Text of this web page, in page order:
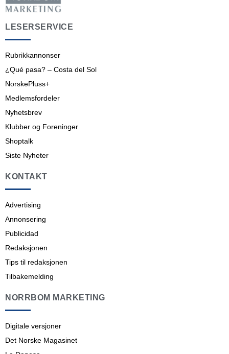
LESERSERVICE
Rubrikkannonser
¿Qué pasa? – Costa del Sol
NorskePluss+
Medlemsfordeler
Nyhetsbrev
Klubber og Foreninger
Shoptalk
Siste Nyheter
KONTAKT
Advertising
Annonsering
Publicidad
Redaksjonen
Tips til redaksjonen
Tilbakemelding
NORRBOM MARKETING
Digitale versjoner
Det Norske Magasinet